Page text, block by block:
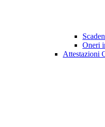
Oneri
Attestazioni